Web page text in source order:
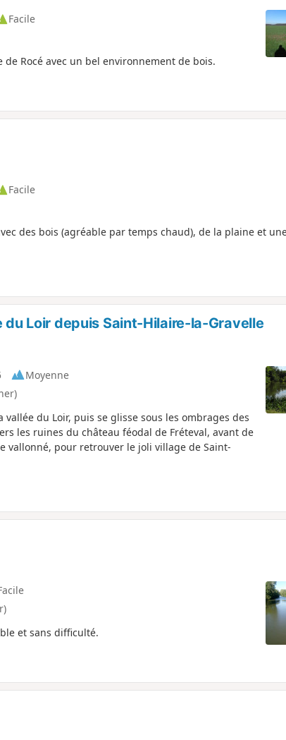
Facile
Rocé avec un bel environnement de bois.
Facile
des bois (agréable par temps chaud), de la plaine et
du Loir depuis Saint-Hilaire-la-Gravelle
Moyenne
du Loir, puis se glisse sous les ombrages des
les ruines du château féodal de Fréteval, avant de
vallonné, pour retrouver le joli village de Saint-
et sans difficulté.